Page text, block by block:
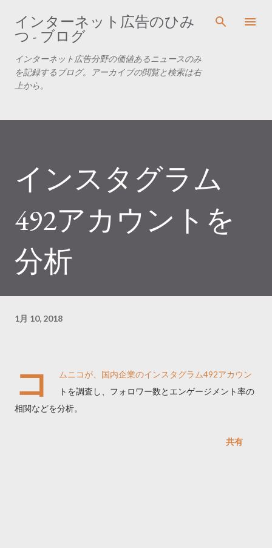
スキップしてメイン コンテンツに移動
インターネット広告のひみ
つ - ブログ
インターネット広告分野の価値あるニュースのみ
を記録するブログ。アーカイブの閲覧と検索は右
上から。
インスタグラム
492アカウントを
分析
1月 10, 2018
コ
ムニコが、国内企業のインスタグラム492アカウン
トを調査し、フォロワー数とエンゲージメント率の
相関などを分析。
共有